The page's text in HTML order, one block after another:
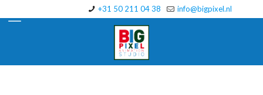
+31 50 211 04 38 info@bigpixel.nl